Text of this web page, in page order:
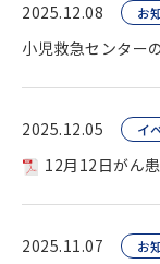
2025.12.08 お
小児救急センター
2025.12.05 イ
12月12日がん
2025.11.07 お